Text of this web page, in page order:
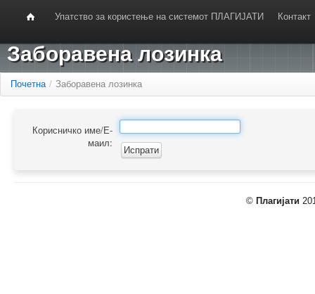
Упатство за користење на системот ПЛАГИЈАТИ Контакт
Заборавена лозинка
Почетна / Заборавена лозинка
Корисничко име/Е-
маил:
© Плагијати